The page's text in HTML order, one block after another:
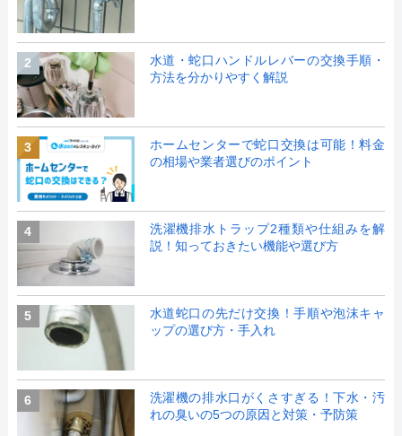
2
水道・蛇口ハンドルレバーの交換手順・
方法を分かりやすく解説
3
ホームセンターで蛇口交換は可能！料金
の相場や業者選びのポイント
4
洗濯機排水トラップ2種類や仕組みを解
説！知っておきたい機能や選び方
5
水道蛇口の先だけ交換！手順や泡沫キャ
ップの選び方・手入れ
6
洗濯機の排水口がくさすぎる！下水・汚
れの臭いの5つの原因と対策・予防策